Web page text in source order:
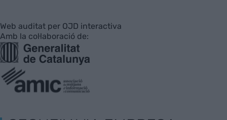
Web auditat per OJD interactiva
Amb la col·laboració de: